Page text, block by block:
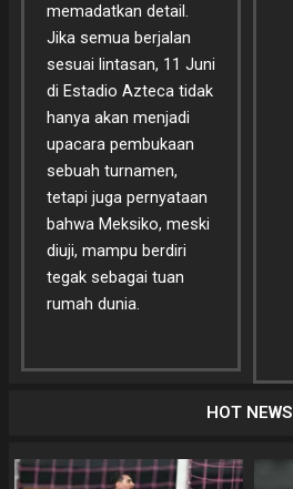
memadatkan detail.
Jika semua berjalan
sesuai lintasan, 11 Juni
di Estadio Azteca tidak
hanya akan menjadi
upacara pembukaan
sebuah turnamen,
tetapi juga pernyataan
bahwa Meksiko, meski
diuji, mampu berdiri
tegak sebagai tuan
rumah dunia.
HOT NEWS